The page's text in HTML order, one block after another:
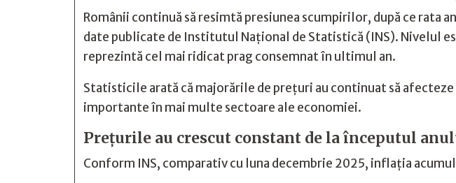
Românii continuă să resimtă presiunea scumpirilor, după ce rata
date publicate de Institutul Național de Statistică (INS). Nivelul
reprezintă cel mai ridicat prag consemnat în ultimul an.
Statisticile arată că majorările de prețuri au continuat să
importante în mai multe sectoare ale economiei.
Prețurile au crescut constant de la începutul
Conform INS, comparativ cu luna decembrie 2025, inflația